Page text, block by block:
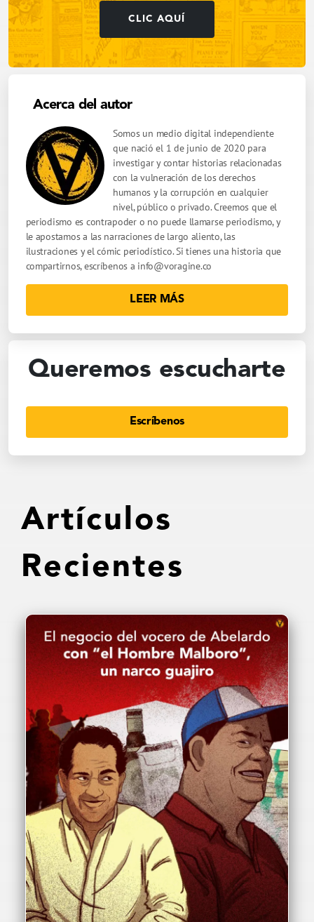
CLIC AQUÍ
Acerca del autor
Somos un medio digital independiente
que nació el 1 de junio de 2020 para
investigar y contar historias relacionadas
con la vulneración de los derechos
humanos y la corrupción en cualquier
nivel, público o privado. Creemos que el
periodismo es contrapoder o no puede llamarse periodismo, y
le apostamos a las narraciones de largo aliento, las
ilustraciones y el cómic periodístico. Si tienes una historia que
compartirnos, escríbenos a info@voragine.co
LEER MÁS
Queremos escucharte
Escríbenos
Artículos
Recientes